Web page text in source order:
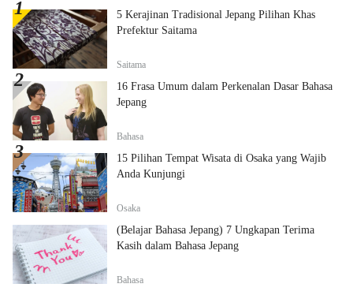
5 Kerajinan Tradisional Jepang Pilihan Khas
Prefektur Saitama
Saitama
16 Frasa Umum dalam Perkenalan Dasar Bahasa
Jepang
Bahasa
15 Pilihan Tempat Wisata di Osaka yang Wajib
Anda Kunjungi
Osaka
(Belajar Bahasa Jepang) 7 Ungkapan Terima
Kasih dalam Bahasa Jepang
Bahasa